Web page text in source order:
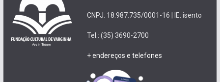
CNPJ: 18.987.735/0001-16 | IE: isento
Tel.: (35) 3690-2700
+ endereços e telefones